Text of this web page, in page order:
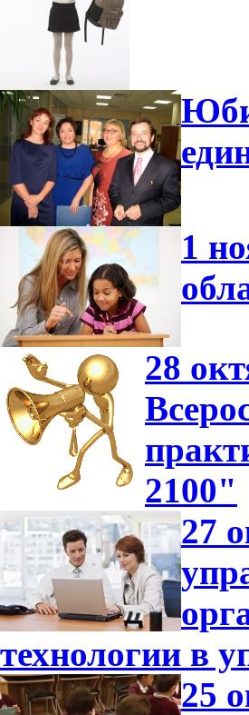
1
28
2100"
27
технологии в
25